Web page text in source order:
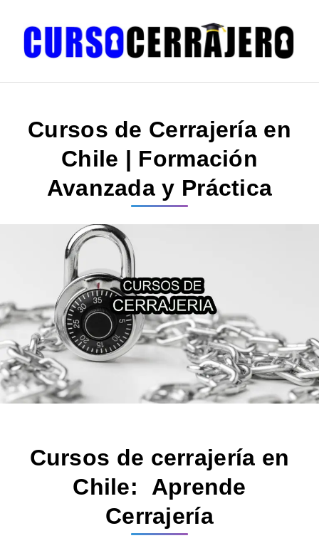
Cursos de Cerrajería en
Chile | Formación
Avanzada y Práctica
Cursos de cerrajería en
Chile:
Aprende
Cerrajería